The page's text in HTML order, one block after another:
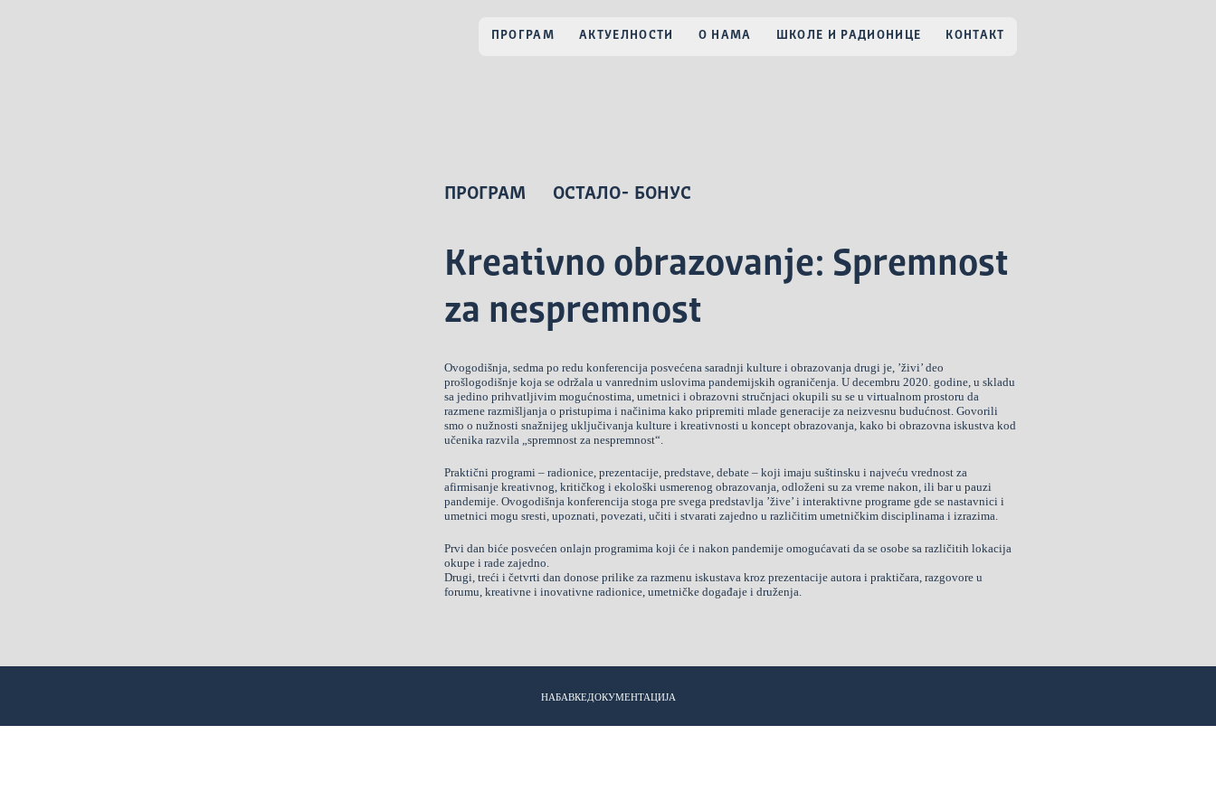
ПРОГРАМ АКТУЕЛНОСТИ О НАМА ШКОЛЕ И РАДИОНИЦЕ КОНТАКТ
ПРОГРАМ ОСТАЛО- БОНУС
Kreativno obrazovanje: Spremnost
za nespremnost
Ovogodišnja, sedma po redu konferencija posvećena saradnji kulture i obrazovanja drugi je, ’živi’ deo
prošlogodišnje koja se održala u vanrednim uslovima pandemijskih ograničenja. U decembru 2020. godine, u skladu
sa jedino prihvatljivim mogućnostima, umetnici i obrazovni stručnjaci okupili su se u virtualnom prostoru da
razmene razmišljanja o pristupima i načinima kako pripremiti mlade generacije za neizvesnu budućnost. Govorili
smo o nužnosti snažnijeg uključivanja kulture i kreativnosti u koncept obrazovanja, kako bi obrazovna iskustva kod
učenika razvila „spremnost za nespremnost“.
Praktični programi – radionice, prezentacije, predstave, debate – koji imaju suštinsku i najveću vrednost za
afirmisanje kreativnog, kritičkog i ekološki usmerenog obrazovanja, odloženi su za vreme nakon, ili bar u pauzi
pandemije. Ovogodišnja konferencija stoga pre svega predstavlja ’žive’ i interaktivne programe gde se nastavnici i
umetnici mogu sresti, upoznati, povezati, učiti i stvarati zajedno u različitim umetničkim disciplinama i izrazima.
Prvi dan biće posvećen onlajn programima koji će i nakon pandemije omogućavati da se osobe sa različitih lokacija
okupe i rade zajedno.
Drugi, treći i četvrti dan donose prilike za razmenu iskustava kroz prezentacije autora i praktičara, razgovore u
forumu, kreativne i inovativne radionice, umetničke događaje i druženja.
НАБАВКЕДОКУМЕНТАЦИЈА